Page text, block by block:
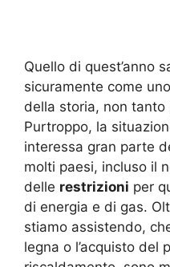
Quello di quest’anno
sicuramente come
della storia, non
Purtroppo, la
interessa gran parte
molti paesi, incluso il
delle restrizioni per
di energia e di gas.
stiamo assistendo,
legna o l’acquisto del